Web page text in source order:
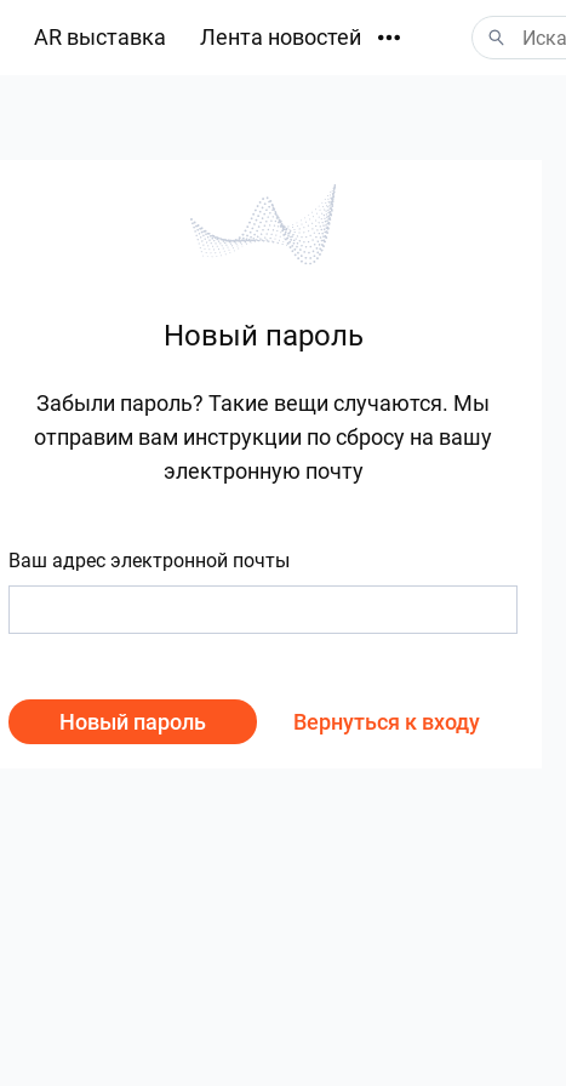
AR выставка Лента новостей
Новый пароль
Забыли пароль? Такие вещи случаются. Мы
отправим вам инструкции по сбросу на вашу
электронную почту
Ваш адрес электронной почты
Новый пароль Вернуться к входу